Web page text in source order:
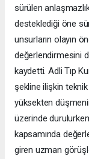
sürülen
desteklediği öne
unsurların olayın
değerlendirmesini
kaydetti. Adli Tıp
şekline ilişkin
yüksekten
üzerinde
kapsamında
giren uzman